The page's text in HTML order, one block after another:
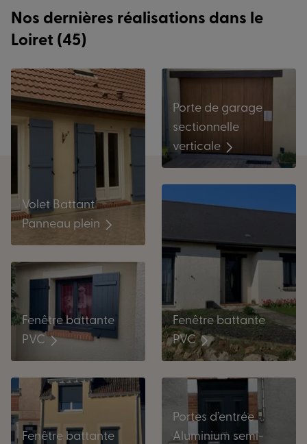
Nos dernières réalisations dans le
Loiret (45)
Volet Battant
Panneau plein
Porte de garage
sectionnelle
verticale
Fenêtre battante
PVC
Fenêtre battante
PVC
Fenêtre battante
Portes d’entrée
Aluminium semi-